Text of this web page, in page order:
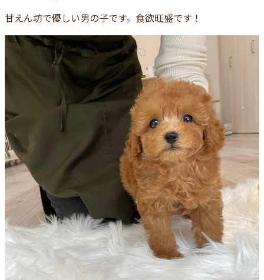
甘えん坊で優しい男の子です。食欲旺盛です！